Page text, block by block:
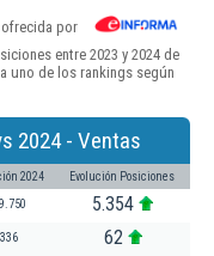
por
entre 2023 y 2024 de
uno de los rankings según
2024 - Ventas
2024 Evolución Posiciones
5.354
336 62